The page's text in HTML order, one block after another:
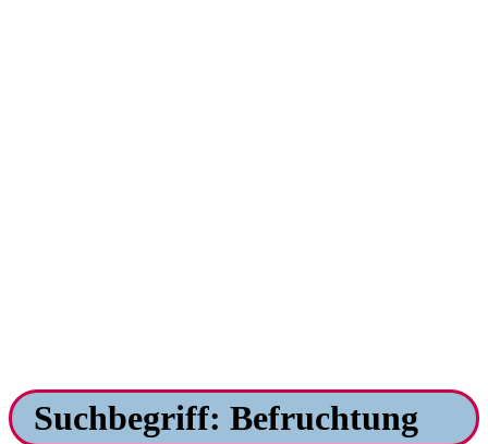
Suchbegriff: Befruchtung